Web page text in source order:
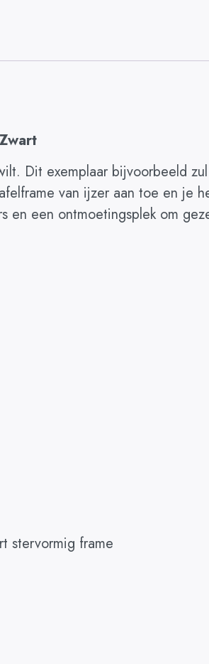
Dit exemplaar bijvoorbeeld
van ijzer aan toe en je
een ontmoetingsplek om
stervormig frame